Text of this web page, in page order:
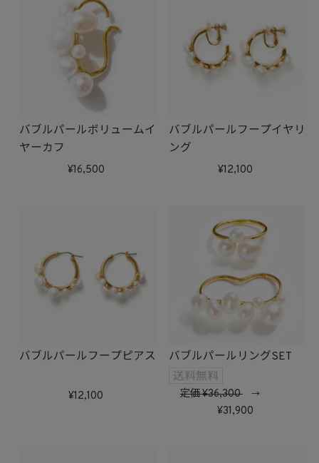
バブルパールボリュームイ
ヤーカフ
16,500
バブルパールフープイヤリ
ング
12,100
バブルパールフープピアス
12,100
バブルパールリングSET
定価 36,300→
31,900